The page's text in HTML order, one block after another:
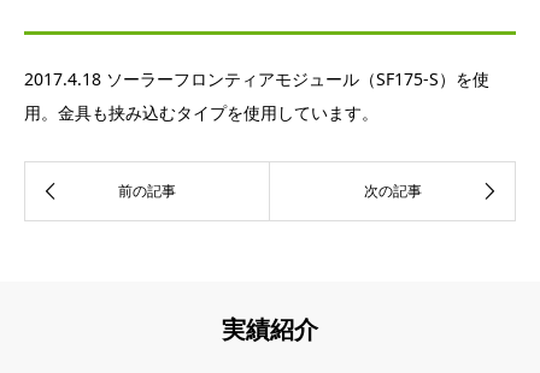
2017.4.18 ソーラーフロンティアモジュール（SF175-S）を使
用。金具も挟み込むタイプを使用しています。
実績紹介